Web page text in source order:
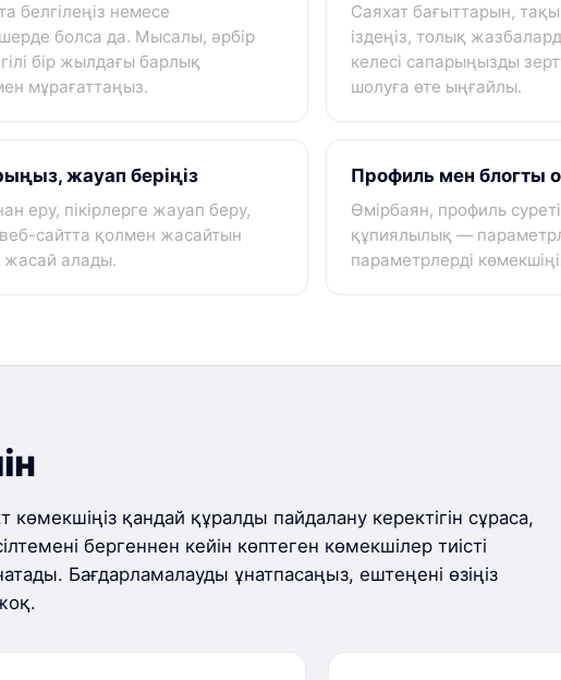
белгілеңіз немесе
болса да. Мысалы, әрбір
бір жылдағы барлық
мұрағаттаңыз.
Саяхат бағыттарын,
іздеңіз, толық
келесі сапарыңызды
шолуға өте ыңғайлы.
жауап беріңіз
еру, пікірлерге жауап беру,
сайтта қолмен жасайтын
жасай алады.
Профиль мен блогты
Өмірбаян, профиль
құпиялылық —
параметрлерді
көмекшіңіз қандай құралды пайдалану керектігін сұраса,
бергеннен кейін көптеген көмекшілер тиісті
Бағдарламалауды ұнатпасаңыз, ештеңені өзіңіз